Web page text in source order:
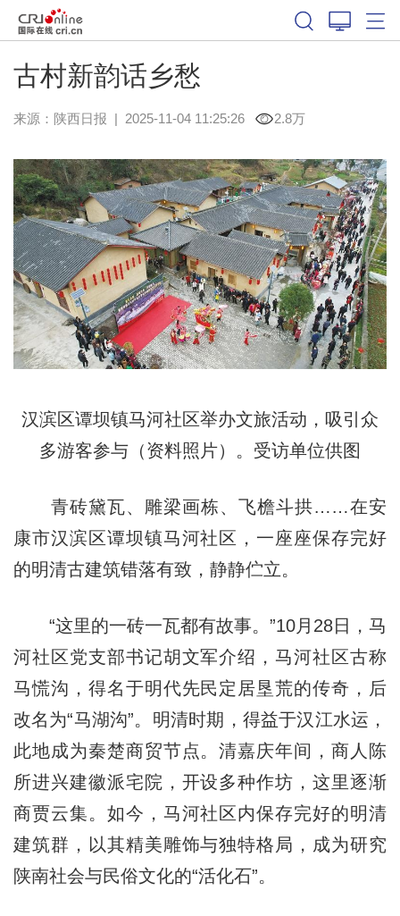
古村新韵话乡愁
来源： 陕西日报 | 2025-11-04 11:25:26 2.8万
汉滨区谭坝镇马河社区举办文旅活动，吸引众
多游客参与（资料照片）。受访单位供图
青砖黛瓦、雕梁画栋、飞檐斗拱……在安
康市汉滨区谭坝镇马河社区，一座座保存完好
的明清古建筑错落有致，静静伫立。
“这里的一砖一瓦都有故事。”10月28日，马
河社区党支部书记胡文军介绍，马河社区古称
马慌沟，得名于明代先民定居垦荒的传奇，后
改名为“马湖沟”。明清时期，得益于汉江水运，
此地成为秦楚商贸节点。清嘉庆年间，商人陈
所进兴建徽派宅院，开设多种作坊，这里逐渐
商贾云集。如今，马河社区内保存完好的明清
建筑群，以其精美雕饰与独特格局，成为研究
陕南社会与民俗文化的“活化石”。